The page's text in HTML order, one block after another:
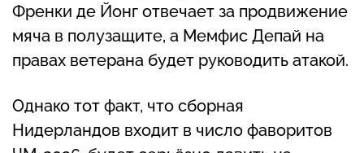
Френки де Йонг отвечает за продвижение
мяча в полузащите, а Мемфис Депай на
правах ветерана будет руководить атакой.
Однако тот факт, что сборная
Нидерландов входит в число фаворитов